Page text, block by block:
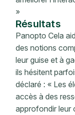
»
Résultats
Panopto Cela
des notions
leur guise et à
ils hésitent
déclaré : « Les
accès à des
approfondir leur